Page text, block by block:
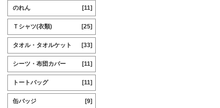
のれん [11]
Ｔシャツ(衣類) [25]
タオル・タオルケット [33]
シーツ・布団カバー [11]
トートバッグ [11]
缶バッジ [9]